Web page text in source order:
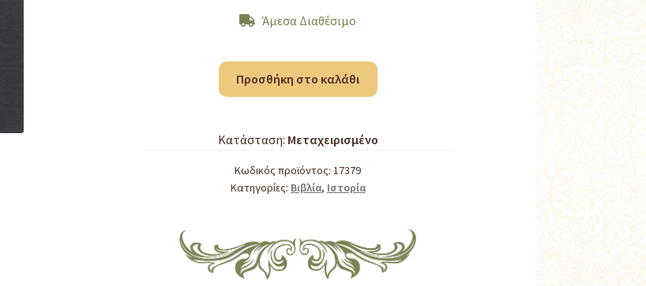
Άμεσα Διαθέσιμο
ΜΕΤΑΠΟΛΕΜΙΚΗ
ΑΠΟΜΝΗΜΟΝΕΥΜΑΤΑ
(ΟΛΟΚΛΗΡΩΜΕΝΟ)
ποσότητα
Προσθήκη στο καλάθι
Κατάσταση: Μεταχειρισμένο
Κωδικός προϊόντος: 17379
Κατηγορίες: Βιβλία, Ιστορία